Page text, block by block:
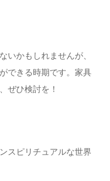
いかもしれませんが、
できる時期です。家具
ぜひ検討を！
スピリチュアルな世界